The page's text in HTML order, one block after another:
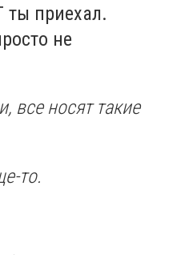
ты приехал.
не
все носят такие
то.